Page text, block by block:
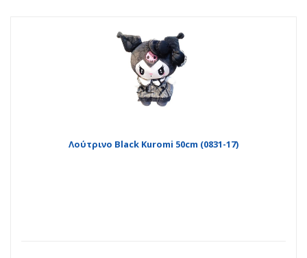
Λούτρινο Black Kuromi 50cm (0831-17)